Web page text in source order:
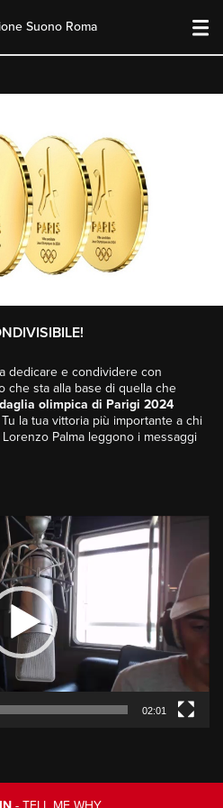
Suono Roma
dedicare e condividere con
sta alla base di quella che
olimpica di Parigi 2024
Tu la tua vittoria più importante a chi
Palma leggono i messaggi
02:01